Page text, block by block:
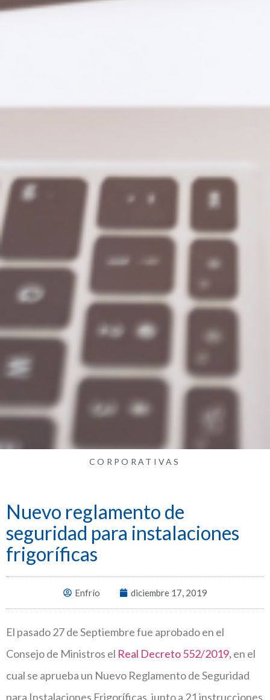
CORPORATIVAS
Nuevo reglamento de
seguridad para instalaciones
frigoríficas
Enfrío diciembre 17, 2019
El pasado 27 de Septiembre fue aprobado en el
Consejo de Ministros el Real Decreto 552/2019,en el
cual se aprueba un Nuevo Reglamento de Seguridad
para Instalaciones Frigoríficas, junto a 21 instrucciones